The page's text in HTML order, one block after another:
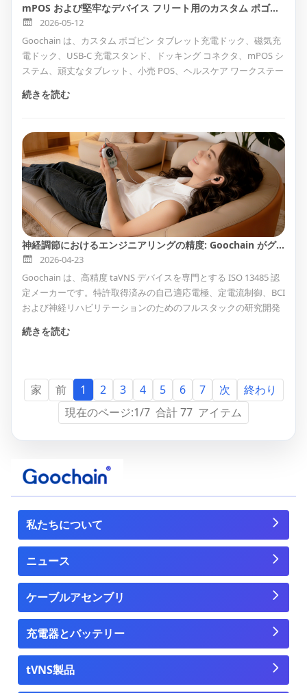
mPOS および堅牢なデバイス フリート用のカスタム ポゴピン タブレット充電ドック
2026-05-12
Goochain は、カスタム ポゴピン タブレット充電ドック、磁気充
電ドック、USB-C 充電スタンド、ドッキング コネクタ、mPOS シ
ステム、頑丈なタブレット、小売 POS、ヘルスケア ワークステー
バイス充電ステーションを提供します。当社は、OEM/ODM 設
ソリューション、テスト、プライベート ラベル製造、および量産
をサポートします。
続きを読む
神経調節におけるエンジニアリングの精度: Goochain がグローバル taVNS ブランドの信頼できるパートナーである理由
2026-04-23
Goochain は、高精度 taVNS デバイスを専門とする ISO 13485 認
定メーカーです。特許取得済みの自己適応電極、定電流制御、BCI
および神経リハビリテーションのためのフルスタックの研究開発
続きを読む
家 前 1 2 3 4 5 6 7 次
終わり
現在のページ:1/7 合計 77 アイテム
私たちについて
ニュース
ケーブルアセンブリ
充電器とバッテリー
tVNS製品